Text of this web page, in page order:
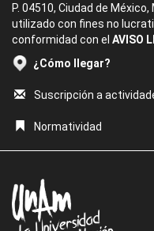
P. 04510, Ciudad de
utilizado con fines no
conformidad con el AVISO
¿Cómo llegar?
Suscripción a
Normatividad